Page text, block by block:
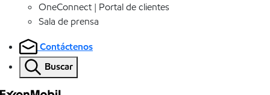
OneConnect | Portal de clientes
Sala de prensa
Contáctenos
Buscar